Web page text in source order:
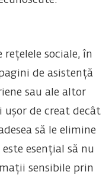
sociale, în
de asistență
sau ale altor
ușor de creat decât
să le elimine
esențial să nu
sensibile prin